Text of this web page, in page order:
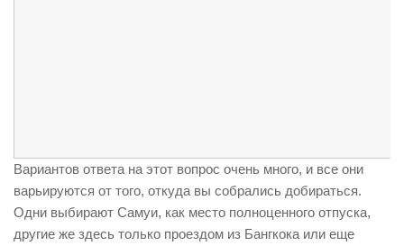
Вариантов ответа на этот вопрос очень много, и все они
варьируются от того, откуда вы собрались добираться.
Одни выбирают Самуи, как место полноценного отпуска,
другие же здесь только проездом из Бангкока или еще